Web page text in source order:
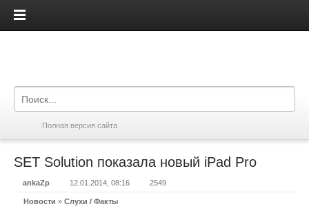
iPadis.ru
Полная версия сайта
SET Solution показала новый iPad Pro
ankaZp 12.01.2014, 08:16 2549
Новости » Слухи / Факты